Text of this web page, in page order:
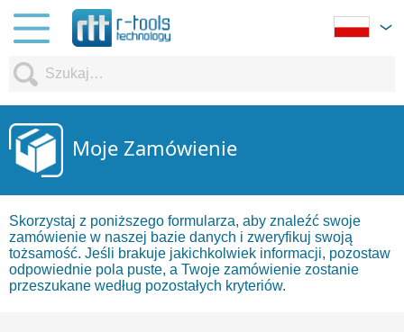
Moje Zamówienie
Skorzystaj z poniższego formularza, aby znaleźć swoje
zamówienie w naszej bazie danych i zweryfikuj swoją
tożsamość. Jeśli brakuje jakichkolwiek informacji, pozostaw
odpowiednie pola puste, a Twoje zamówienie zostanie
przeszukane według pozostałych kryteriów.